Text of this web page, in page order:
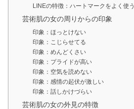
LINEの特徴：ハートマークをよく使う
芸術肌の女の周りからの印象
印象：ほっとけない
印象：こじらせてる
印象：めんどくさい
印象：プライドが高い
印象：空気を読めない
印象：感情の起伏が激しい
印象：話しかけづらい
芸術肌の女の外見の特徴